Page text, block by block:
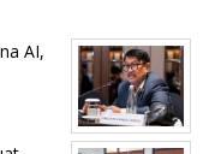
AI,